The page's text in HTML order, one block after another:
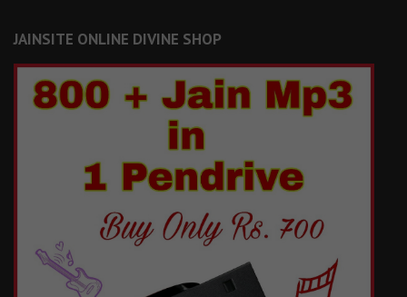
JAINSITE ONLINE DIVINE SHOP